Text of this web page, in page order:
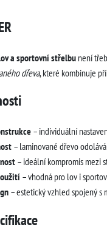
a sportovní střelbu není
dřeva, které kombinuje
– individuální
– laminované dřevo
– ideální kompromis mezi
– vhodná pro lov i
– estetický vzhled spojený s